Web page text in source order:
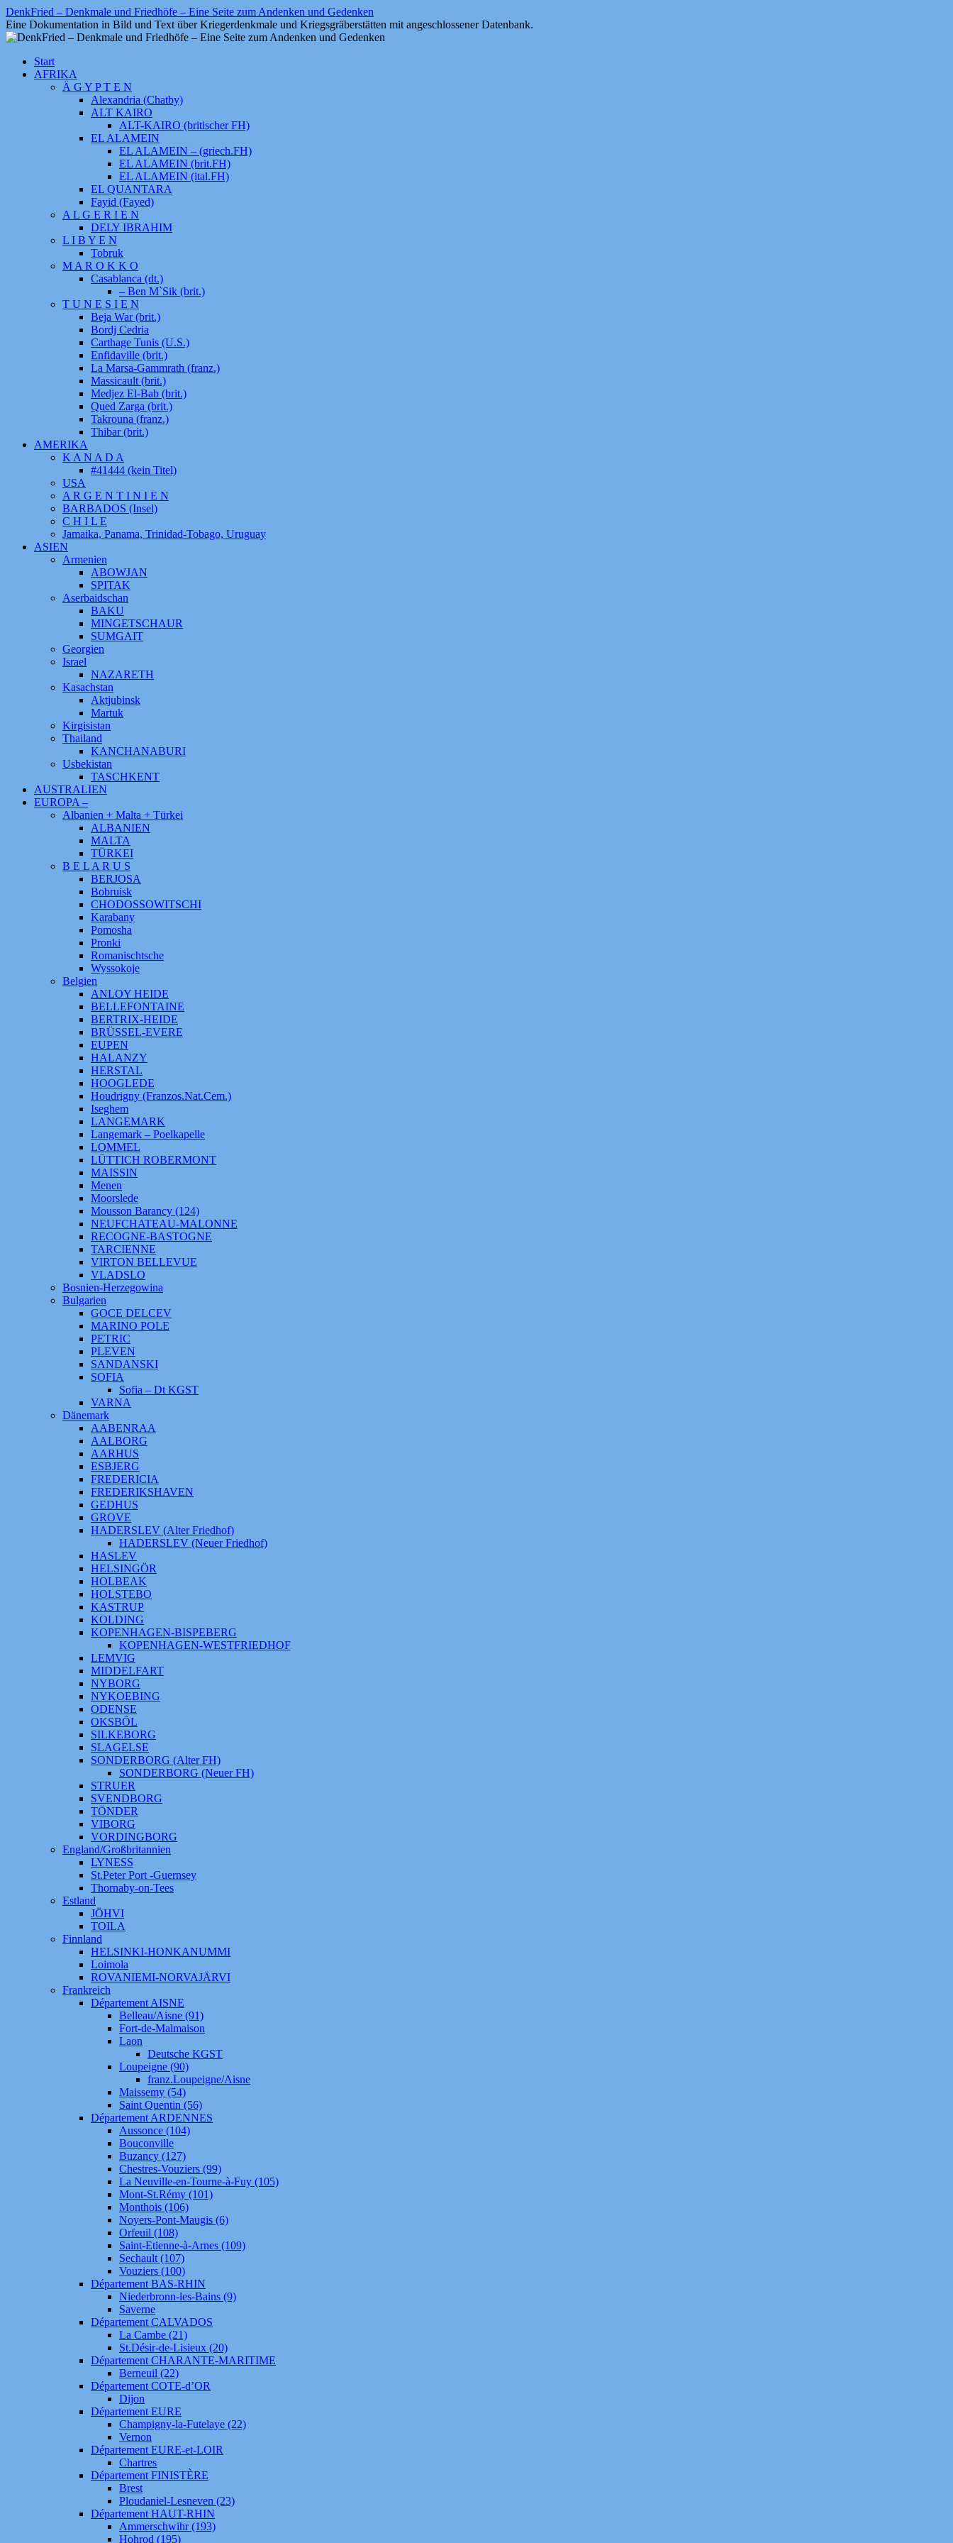
Zum
Inhalt
springen
DenkFried – Denkmale und Friedhöfe – Eine Seite zum Andenken und Gedenken
Eine Dokumentation in Bild und Text über Kriegerdenkmale und Kriegsgräberstätten mit angeschlossener Datenbank.
Start
AFRIKA
Ä G Y P T E N
Alexandria (Chatby)
ALT KAIRO
ALT-KAIRO (britischer FH)
EL ALAMEIN
EL ALAMEIN – (griech.FH)
EL ALAMEIN (brit.FH)
EL ALAMEIN (ital.FH)
EL QUANTARA
Fayid (Fayed)
A L G E R I E N
DELY IBRAHIM
L I B Y E N
Tobruk
M A R O K K O
Casablanca (dt.)
– Ben M`Sik (brit.)
T U N E S I E N
Beja War (brit.)
Bordj Cedria
Carthage Tunis (U.S.)
Enfidaville (brit.)
La Marsa-Gammrath (franz.)
Massicault (brit.)
Medjez El-Bab (brit.)
Qued Zarga (brit.)
Takrouna (franz.)
Thibar (brit.)
AMERIKA
K A N A D A
#41444 (kein Titel)
USA
A R G E N T I N I E N
BARBADOS (Insel)
C H I L E
Jamaika, Panama, Trinidad-Tobago, Uruguay
ASIEN
Armenien
ABOWJAN
SPITAK
Aserbaidschan
BAKU
MINGETSCHAUR
SUMGAIT
Georgien
Israel
NAZARETH
Kasachstan
Aktjubinsk
Martuk
Kirgisistan
Thailand
KANCHANABURI
Usbekistan
TASCHKENT
AUSTRALIEN
EUROPA –
Albanien + Malta + Türkei
ALBANIEN
MALTA
TÜRKEI
B E L A R U S
BERJOSA
Bobruisk
CHODOSSOWITSCHI
Karabany
Pomosha
Pronki
Romanischtsche
Wyssokoje
Belgien
ANLOY HEIDE
BELLEFONTAINE
BERTRIX-HEIDE
BRÜSSEL-EVERE
EUPEN
HALANZY
HERSTAL
HOOGLEDE
Houdrigny (Franzos.Nat.Cem.)
Iseghem
LANGEMARK
Langemark – Poelkapelle
LOMMEL
LÜTTICH ROBERMONT
MAISSIN
Menen
Moorslede
Mousson Barancy (124)
NEUFCHATEAU-MALONNE
RECOGNE-BASTOGNE
TARCIENNE
VIRTON BELLEVUE
VLADSLO
Bosnien-Herzegowina
Bulgarien
GOCE DELCEV
MARINO POLE
PETRIC
PLEVEN
SANDANSKI
SOFIA
Sofia – Dt KGST
VARNA
Dänemark
AABENRAA
AALBORG
AARHUS
ESBJERG
FREDERICIA
FREDERIKSHAVEN
GEDHUS
GROVE
HADERSLEV (Alter Friedhof)
HADERSLEV (Neuer Friedhof)
HASLEV
HELSINGÖR
HOLBEAK
HOLSTEBO
KASTRUP
KOLDING
KOPENHAGEN-BISPEBERG
KOPENHAGEN-WESTFRIEDHOF
LEMVIG
MIDDELFART
NYBORG
NYKOEBING
ODENSE
OKSBÖL
SILKEBORG
SLAGELSE
SONDERBORG (Alter FH)
SONDERBORG (Neuer FH)
STRUER
SVENDBORG
TÖNDER
VIBORG
VORDINGBORG
England/Großbritannien
LYNESS
St.Peter Port -Guernsey
Thornaby-on-Tees
Estland
JÖHVI
TOILA
Finnland
HELSINKI-HONKANUMMI
Loimola
ROVANIEMI-NORVAJÄRVI
Frankreich
Département AISNE
Belleau/Aisne (91)
Fort-de-Malmaison
Laon
Deutsche KGST
Loupeigne (90)
franz.Loupeigne/Aisne
Maissemy (54)
Saint Quentin (56)
Département ARDENNES
Aussonce (104)
Bouconville
Buzancy (127)
Chestres-Vouziers (99)
La Neuville-en-Tourne-à-Fuy (105)
Mont-St.Rémy (101)
Monthois (106)
Noyers-Pont-Maugis (6)
Orfeuil (108)
Saint-Etienne-à-Arnes (109)
Sechault (107)
Vouziers (100)
Département BAS-RHIN
Niederbronn-les-Bains (9)
Saverne
Département CALVADOS
La Cambe (21)
St.Désir-de-Lisieux (20)
Département CHARANTE-MARITIME
Berneuil (22)
Département COTE-d’OR
Dijon
Département EURE
Champigny-la-Futelaye (22)
Vernon
Département EURE-et-LOIR
Chartres
Département FINISTÈRE
Brest
Ploudaniel-Lesneven (23)
Département HAUT-RHIN
Ammerschwihr (193)
Hohrod (195)